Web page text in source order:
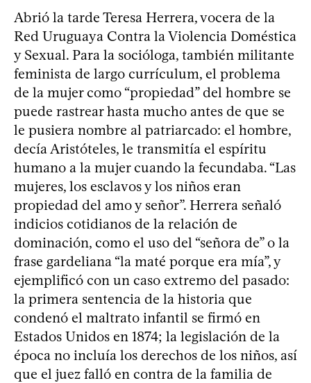
Abrió la tarde Teresa Herrera, vocera de la
Red Uruguaya Contra la Violencia Doméstica
y Sexual. Para la socióloga, también militante
feminista de largo currículum, el problema
de la mujer como “propiedad” del hombre se
puede rastrear hasta mucho antes de que se
le pusiera nombre al patriarcado: el hombre,
decía Aristóteles, le transmitía el espíritu
humano a la mujer cuando la fecundaba. “Las
mujeres, los esclavos y los niños eran
propiedad del amo y señor”. Herrera señaló
indicios cotidianos de la relación de
dominación, como el uso del “señora de” o la
frase gardeliana “la maté porque era mía”, y
ejemplificó con un caso extremo del pasado:
la primera sentencia de la historia que
condenó el maltrato infantil se firmó en
Estados Unidos en 1874; la legislación de la
época no incluía los derechos de los niños, así
que el juez falló en contra de la familia de